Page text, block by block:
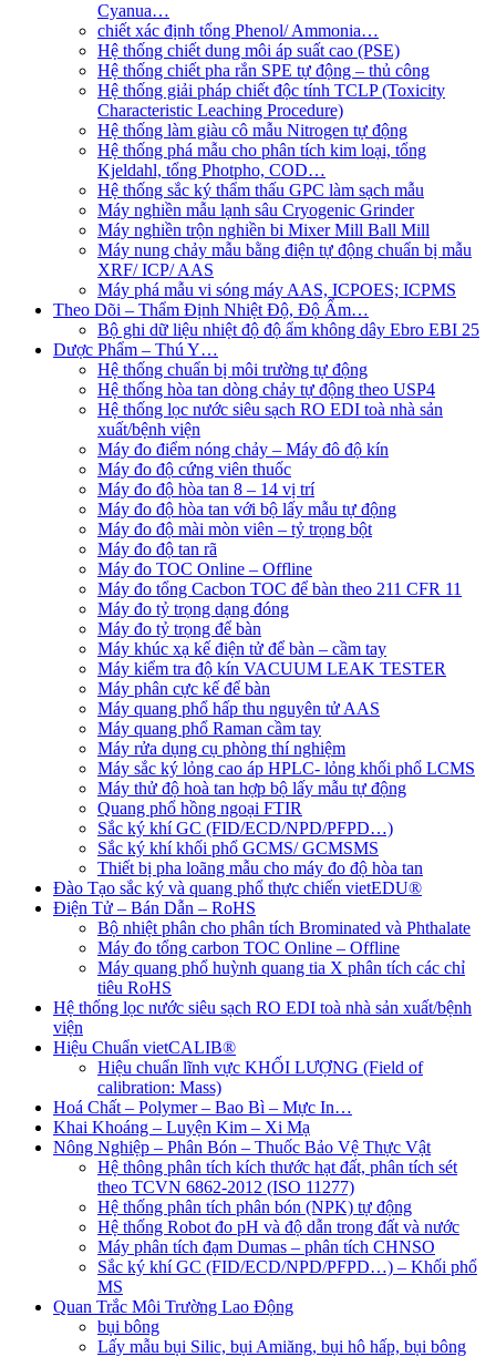
Cyanua…
chiết xác định tổng Phenol/ Ammonia…
Hệ thống chiết dung môi áp suất cao (PSE)
Hệ thống chiết pha rắn SPE tự động – thủ công
Hệ thống giải pháp chiết độc tính TCLP (Toxicity
Characteristic Leaching Procedure)
Hệ thống làm giàu cô mẫu Nitrogen tự động
Hệ thống phá mẫu cho phân tích kim loại, tổng
Kjeldahl, tổng Photpho, COD…
Hệ thống sắc ký thẩm thấu GPC làm sạch mẫu
Máy nghiền mẫu lạnh sâu Cryogenic Grinder
Máy nghiền trộn nghiền bi Mixer Mill Ball Mill
Máy nung chảy mẫu bằng điện tự động chuẩn bị mẫu
XRF/ ICP/ AAS
Máy phá mẫu vi sóng máy AAS, ICPOES; ICPMS
Theo Dõi – Thẩm Định Nhiệt Độ, Độ Ẩm…
Bộ ghi dữ liệu nhiệt độ độ ẩm không dây Ebro EBI 25
Dược Phẩm – Thú Y…
Hệ thống chuẩn bị môi trường tự động
Hệ thống hòa tan dòng chảy tự động theo USP4
Hệ thống lọc nước siêu sạch RO EDI​​ toà nhà sản
xuất/bệnh viện
Máy đo điểm nóng chảy – Máy đô độ kín
Máy đo độ cứng viên thuốc
Máy đo độ hòa tan 8 – 14 vị trí
Máy đo độ hòa tan với bộ lấy mẫu tự động
Máy đo độ mài mòn viên – tỷ trọng bột
Máy đo độ tan rã
Máy đo TOC Online – Offline
Máy đo tổng Cacbon TOC để bàn theo 211 CFR 11
Máy đo tỷ trọng dạng đóng
Máy đo tỷ trọng để bàn
Máy khúc xạ kế điện tử để bàn – cầm tay
Máy kiểm tra độ kín VACUUM LEAK TESTER
Máy phân cực kế để bàn
Máy quang phổ hấp thu nguyên tử AAS
Máy quang phổ Raman cầm tay
Máy rửa dụng cụ phòng thí nghiệm
Máy sắc ký lỏng cao áp HPLC- lỏng khối phổ LCMS
Máy thử độ hoà tan hợp bộ lấy mẫu tự động
Quang phổ hồng ngoại FTIR
Sắc ký khí GC (FID/ECD/NPD/PFPD…)
Sắc ký khí khối phổ GCMS/ GCMSMS
Thiết bị pha loãng mẫu cho máy đo độ hòa tan
Đào Tạo sắc ký và quang phổ thực chiến vietEDU®
Điện Tử – Bán Dẫn – RoHS
Bộ nhiệt phân cho phân tích Brominated và Phthalate
Máy đo tổng carbon TOC Online – Offline
Máy quang phổ huỳnh quang tia X phân tích các chỉ
tiêu RoHS
Hệ thống lọc nước siêu sạch RO EDI​​ toà nhà sản xuất/bệnh
viện
Hiệu Chuẩn vietCALIB®
Hiệu chuẩn lĩnh vực KHỐI LƯỢNG (Field of
calibration: Mass)
Hoá Chất – Polymer – Bao Bì – Mực In…
Khai Khoáng – Luyện Kim – Xi Mạ
Nông Nghiệp – Phân Bón – Thuốc Bảo Vệ Thực Vật
Hệ thông phân tích kích thước hạt đất, phân tích sét
theo TCVN 6862-2012 (ISO 11277)
Hệ thống phân tích phân bón (NPK) tự động
Hệ thống Robot đo pH và độ dẫn trong đất và nước
Máy phân tích đạm Dumas – phân tích CHNSO
Sắc ký khí GC (FID/ECD/NPD/PFPD…) – Khối phổ
MS
Quan Trắc Môi Trường Lao Động
bụi bông
Lấy mẫu bụi Silic, bụi Amiăng, bụi hô hấp, bụi bông